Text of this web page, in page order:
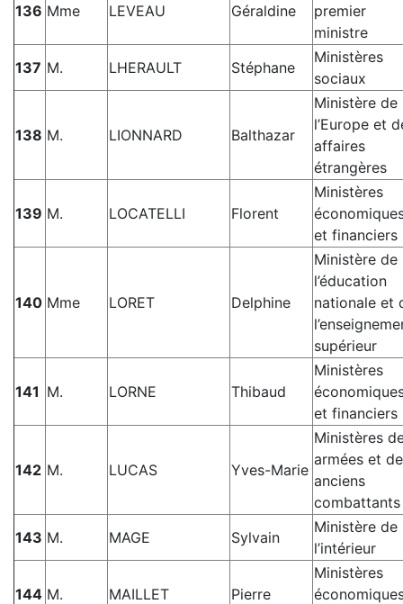
136 Mme LEVEAU Géraldine
premier
ministre
137 M. LHERAULT Stéphane
Ministères
sociaux
138 M. LIONNARD Balthazar
Ministère de
l’Europe et
affaires
étrangères
139 M. LOCATELLI Florent
Ministères
et financiers
140 Mme LORET Delphine
Ministère de
l’éducation
nationale et
supérieur
141 M. LORNE Thibaud
Ministères
et financiers
142 M. LUCAS Yves-Marie
Ministères
armées et
anciens
combattants
143 M. MAGE Sylvain
Ministère de
l’intérieur
144 M. MAILLET Pierre
Ministères